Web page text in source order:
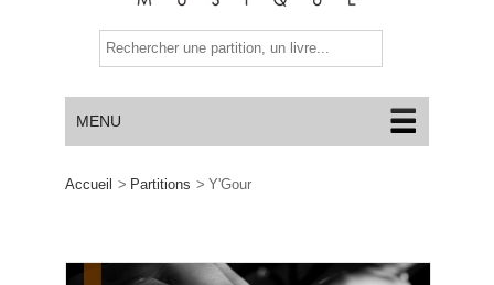
MENU
Accueil > Partitions > Y'Gour